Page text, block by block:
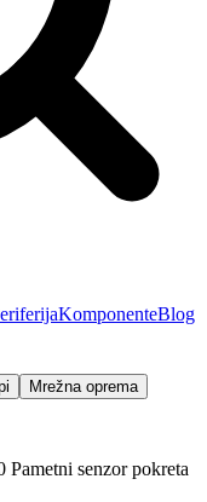
KomponenteBlog
Mrežna oprema
senzor pokreta